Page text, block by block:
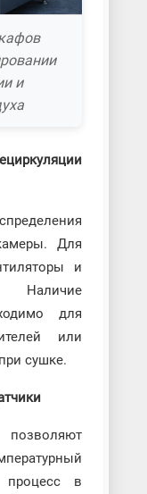
и
Для
и
Наличие
для
или
сушке.
позволяют
процесс в